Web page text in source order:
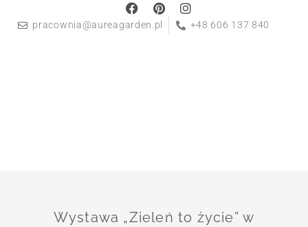
pracownia@aureagarden.pl +48 606 137 840
Wystawa „Zieleń to życie” w